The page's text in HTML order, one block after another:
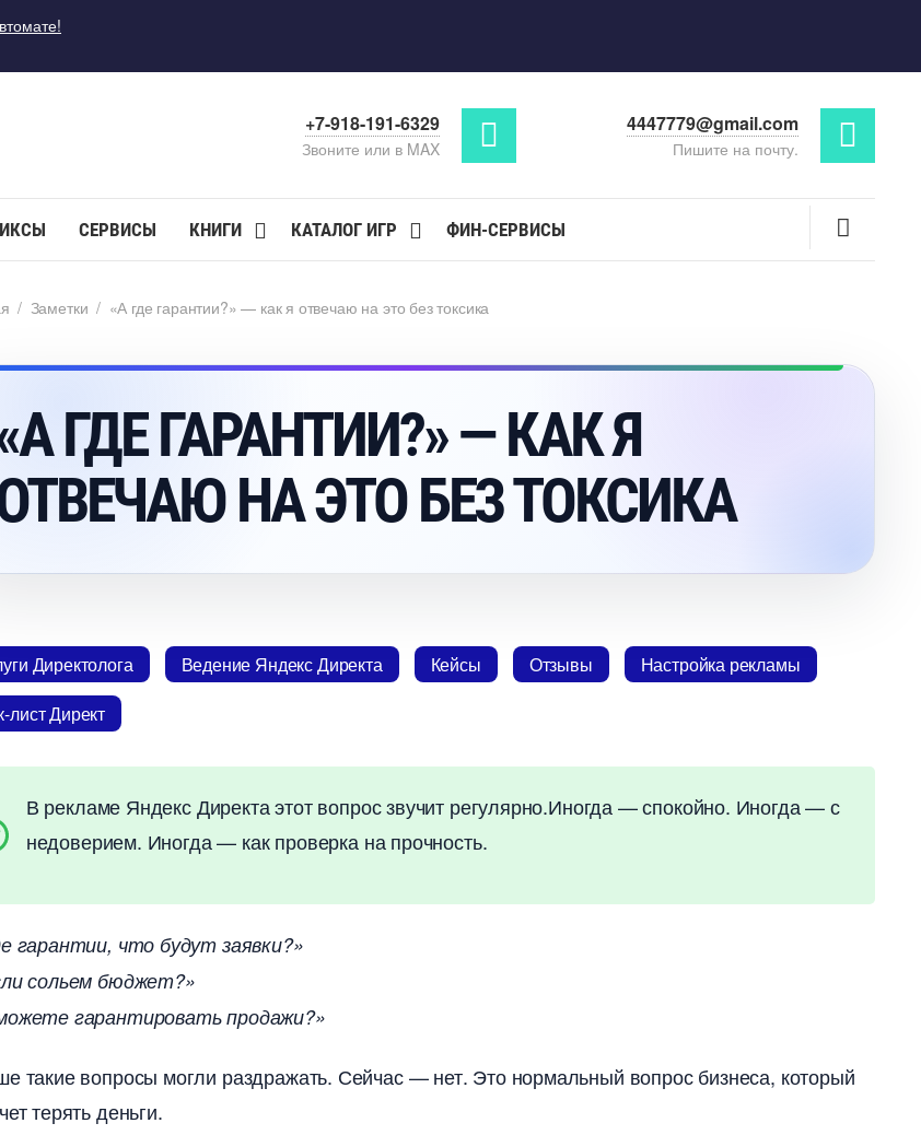
+7-918-191-6329
Звоните или в MAX
4447779@gmail.com
Пишите на почту.
СЕРВИСЫ КНИГИ КАТАЛОГ ИГР ФИН-СЕРВИСЫ
/ Заметки / «А где гарантии?» — как я отвечаю на это без токсика
ГДЕ ГАРАНТИИ?» — КАК Я
НА ЭТО БЕЗ ТОКСИКА
Директолога едение Яндекс Директа Кейсы Отзывы
Настройка рекламы
лист Директ
рекламе Яндекс Директа этот вопрос звучит регулярно.Иногда — спокойно. Иногда — с
недоверием. Иногда — как проверка на прочность.
гарантии, что будут заявки?»
сольем бюджет?»
гарантировать продажи?»
такие вопросы могли раздражать. Сейчас — нет. Это нормальный вопрос бизнеса, который
терять деньги.